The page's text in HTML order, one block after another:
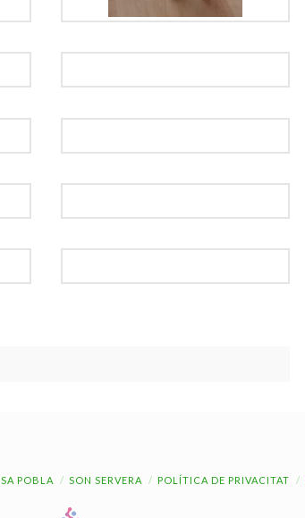
SA POBLA SON SERVERA POLÍTICA DE PRIVACITAT